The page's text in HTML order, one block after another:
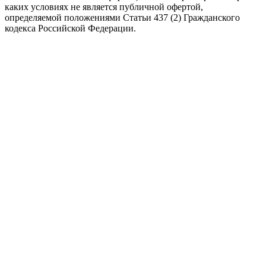
каких условиях не является публичной офертой,
определяемой положениями Статьи 437 (2) Гражданского
кодекса Российской Федерации.